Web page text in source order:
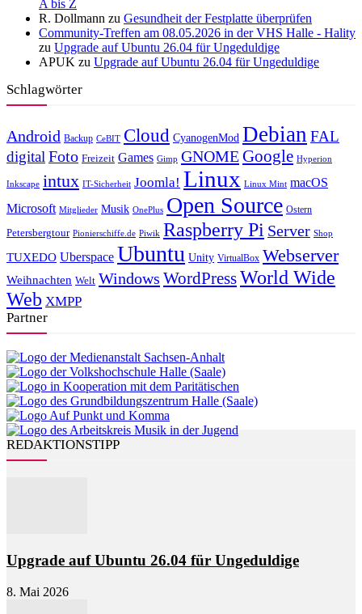
A bis Z
R. Dollmann zu Gesundheit der Festplatte überprüfen
Community-Treffen am 08.05.2026 in der VHS Halle - Hality
zu Upgrade auf Ubuntu 26.04 für Ungeduldige
APUK zu Upgrade auf Ubuntu 26.04 für Ungeduldige
Schlagwörter
Android Backup CeBIT Cloud CyanogenMod Debian FAL
digital Foto Freizeit Games Gimp GNOMEGoogle Hyperion
Inkscape intux IT-Sicherheit Joomla! Linux Linux Mint macOS
Microsoft Mitglieder Musik OnePlus Open Source Ostern
Petersbergtour Pionierschiffe.de Piwik Raspberry Pi Server Shop
TUXEDO Uberspace Ubuntu Unity VirtualBox Webserver
Weihnachten Welt Windows WordPressWorld Wide
Web XMPP
Partner
REDAKTIONSTIPP
Upgrade auf Ubuntu 26.04 für Ungeduldige
8. Mai 2026